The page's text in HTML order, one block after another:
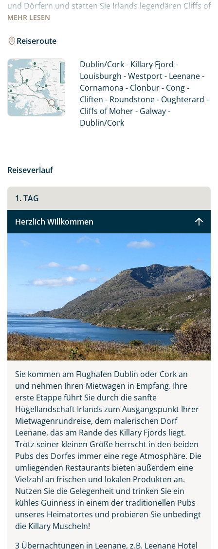
Teile diese Reise
Irland - die grüne Insel
Facebook
MEHR LESEN
und Dörfern und statten Sie Irlands legendären Cliffs of
Moher einen Besuch ab. Entschleunigen Sie auf eine
des Wild Atlantic Way unterwegs sind. Obwohl es sich
Fahrt durch Connemara so viel zu sehen und zu
erleben. Wir haben die spektakulärsten Routen für Sie
ausgewählt - durch einsame Täler und an Irlands
einzigem Fjord entlang. Sie übernachten in
gemütlichen und charmanten 3*-Hotels und/oder
Atlantic Way, und entdecken Sie das noch sehr
Reiseroute
Dublin/Cork - Killary Fjord -
Louisburgh - Westport - Leenane -
Cornamona - Clonbur - Cong -
Cliften - Roundstone - Oughterard -
Cliffs of Moher - Galway -
Dublin/Cork
Reiseverlauf
1. TAG
Herzlich Willkommen
Sie kommen am Flughafen Dublin oder Cork an
und nehmen Ihren Mietwagen in Empfang. Ihre
erste Etappe führt Sie durch die sanfte
Hügellandschaft Irlands zum Ausgangspunkt Ihrer
Mietwagenrundreise, dem malerischen Dorf
Leenane, das am Rande des Killary Fjords liegt.
Trotz seiner kleinen Größe herrscht in den beiden
Pubs des Dorfes immer eine rege Atmosphäre. Die
umliegenden Restaurants bieten außerdem eine
Vielzahl an frischen und lokalen Produkten an.
Nutzen Sie die Gelegenheit und trinken Sie ein
kühles Guinness in einem der traditionellen Pubs
unseres Heimatortes und probieren Sie unbedingt
die Killary Muscheln!
3 Übernachtungen in Leenane, z.B. Leenane Hotel